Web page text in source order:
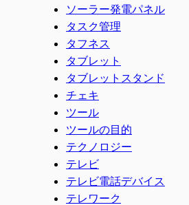
ソーラー発電パネル
タスク管理
タフネス
タブレット
タブレットスタンド
チェキ
ツール
ツールの目的
テクノロジー
テレビ
テレビ電話デバイス
テレワーク